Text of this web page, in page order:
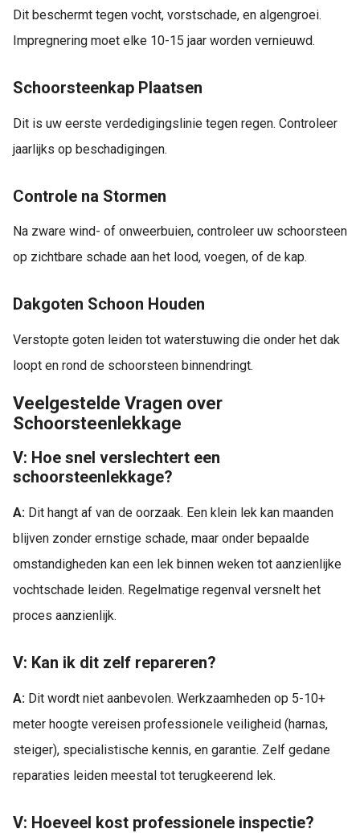
Dit beschermt tegen vocht, vorstschade, en algengroei.
Impregnering moet elke 10-15 jaar worden vernieuwd.
Schoorsteenkap Plaatsen
Dit is uw eerste verdedigingslinie tegen regen. Controleer
jaarlijks op beschadigingen.
Controle na Stormen
Na zware wind- of onweerbuien, controleer uw schoorsteen
op zichtbare schade aan het lood, voegen, of de kap.
Dakgoten Schoon Houden
Verstopte goten leiden tot waterstuwing die onder het dak
loopt en rond de schoorsteen binnendringt.
Veelgestelde Vragen over
Schoorsteenlekkage
V: Hoe snel verslechtert een
schoorsteenlekkage?
A: Dit hangt af van de oorzaak. Een klein lek kan maanden
blijven zonder ernstige schade, maar onder bepaalde
omstandigheden kan een lek binnen weken tot aanzienlijke
vochtschade leiden. Regelmatige regenval versnelt het
proces aanzienlijk.
V: Kan ik dit zelf repareren?
A: Dit wordt niet aanbevolen. Werkzaamheden op 5-10+
meter hoogte vereisen professionele veiligheid (harnas,
steiger), specialistische kennis, en garantie. Zelf gedane
reparaties leiden meestal tot terugkeerend lek.
V: Hoeveel kost professionele inspectie?